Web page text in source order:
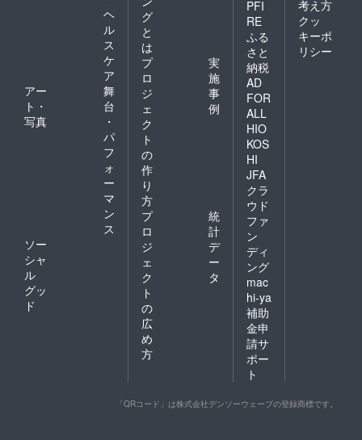
ヘ
ル
ス
ケ
ア
アー
ト・
写真
舞
台
・
パ
フ
ォ
ー
マ
ン
ス
ソー
シャ
ル
グッ
ド
グ
と
は
プ
ロ
ジ
ェ
ク
ト
の
作
り
方
実
施
事
例
プ
ロ
ジ
ェ
ク
ト
の
広
め
方
統
計
デ
ー
タ
PFI
RE
ふる
さと
納税
AD
FOR
ALL
HIO
KOS
HI
JFA
クラ
ウド
ファ
ン
ディ
ング
mac
hi-ya
補助
金申
請サ
ポー
ト
考え方
クッ
キーポ
リシー
「QRコード」は株式会社デンソーウェーブの登録商標です。